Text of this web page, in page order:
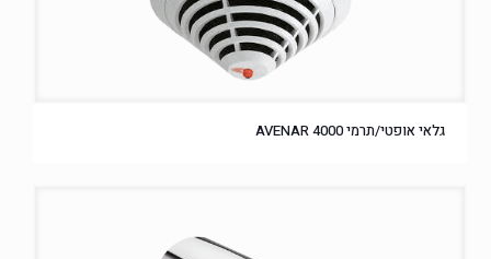
גלאי אופטי/תרמי AVENAR 4000